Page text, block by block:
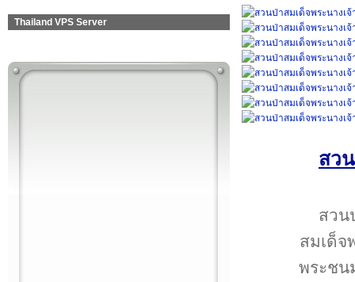
Thailand VPS Server
สว
สวน
สมเด็จ
พระชน